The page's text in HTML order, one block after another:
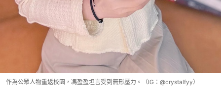
作為公眾人物重返校園，馮盈盈坦言受到無形壓力。（IG：@crystalfyy）